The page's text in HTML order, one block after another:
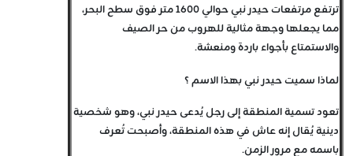
ترتفع مرتفعات حيدر نبي حوالي 1600 متر فوق سطح البحر،
مما يجعلها وجهة مثالية للهروب من حر الصيف
والاستمتاع بأجواء باردة ومنعشة.
لماذا سميت حيدر نبي بهذا الاسم ؟
تعود تسمية المنطقة إلى رجل يُدعى حيدر نبي، وهو شخصية
دينية يُقال إنه عاش في هذه المنطقة، وأصبحت تُعرف
باسمه مع مرور الزمن.